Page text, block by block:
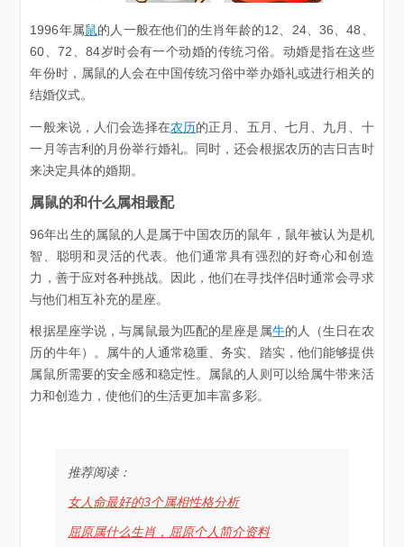
1996年属鼠的人一般在他们的生肖年龄的12、24、36、48、
60、72、84岁时会有一个动婚的传统习俗。动婚是指在这些
年份时，属鼠的人会在中国传统习俗中举办婚礼或进行相关的
结婚仪式。
一般来说，人们会选择在农历的正月、五月、七月、九月、十
一月等吉利的月份举行婚礼。同时，还会根据农历的吉日吉时
来决定具体的婚期。
属鼠的和什么属相最配
96年出生的属鼠的人是属于中国农历的鼠年，鼠年被认为是机
智、聪明和灵活的代表。他们通常具有强烈的好奇心和创造
力，善于应对各种挑战。因此，他们在寻找伴侣时通常会寻求
与他们相互补充的星座。
根据星座学说，与属鼠最为匹配的星座是属牛的人（生日在农
历的牛年）。属牛的人通常稳重、务实、踏实，他们能够提供
属鼠所需要的安全感和稳定性。属鼠的人则可以给属牛带来活
力和创造力，使他们的生活更加丰富多彩。
推荐阅读：
女人命最好的3个属相性格分析
屈原属什么生肖，屈原个人简介资料